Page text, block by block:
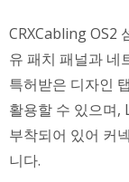
CRXCabling OS2
유 패치 패널과 네
특허받은 디자인
활용할 수 있으며,
부착되어 있어 커
니다.